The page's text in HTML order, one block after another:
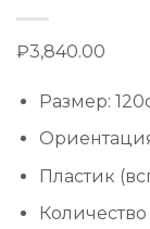
₽3,840.00
Размер:
Пластик